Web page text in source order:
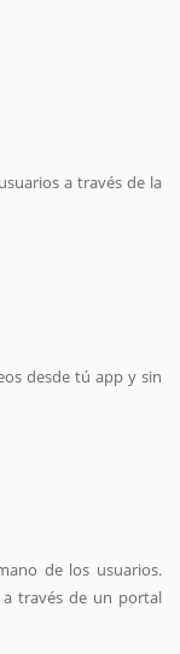
a través de la
desde tú app y sin
de los usuarios.
través de un portal